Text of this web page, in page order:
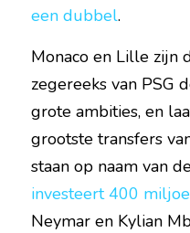
een dubbel.
Monaco en Lille zijn
zegereeks van PSG
grote ambities, en
grootste transfers
investeert 400
Neymar en Kylian